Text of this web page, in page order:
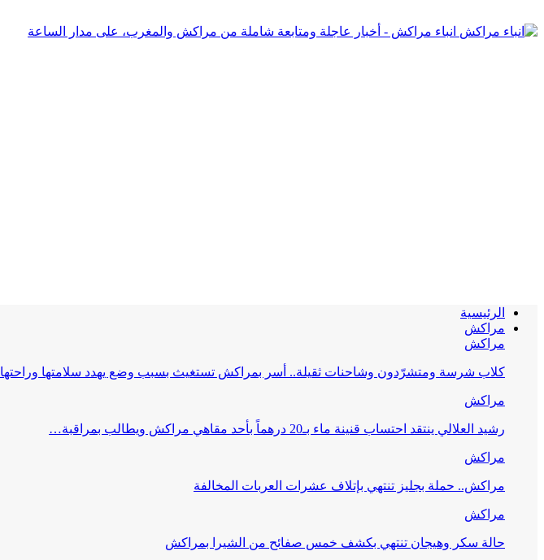
انباء مراكش - أخبار عاجلة ومتابعة شاملة من مراكش والمغرب، على مدار الساعة
الرئيسية
مراكش
مراكش
كلاب شرسة ومتشرّدون وشاحنات ثقيلة.. أسر بمراكش تستغيث بسبب وضع يهدد سلامتها وراحتها
مراكش
رشيد العلالي ينتقد احتساب قنينة ماء بـ20 درهماً بأحد مقاهي مراكش ويطالب بمراقبة…
مراكش
مراكش.. حملة بجليز تنتهي بإتلاف عشرات العربات المخالفة
مراكش
حالة سكر وهيجان تنتهي بكشف خمس صفائح من الشيرا بمراكش